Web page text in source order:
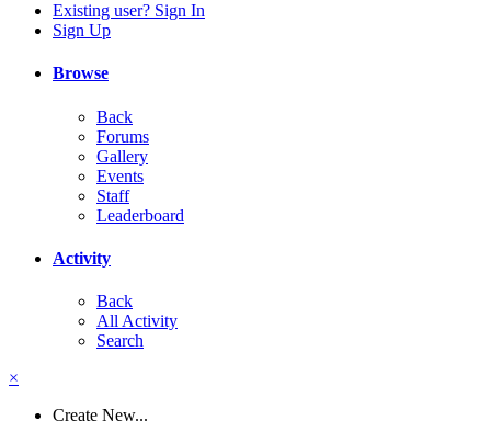
Existing user? Sign In
Sign Up
Browse
Back
Forums
Gallery
Events
Staff
Leaderboard
Activity
Back
All Activity
Search
×
Create New...